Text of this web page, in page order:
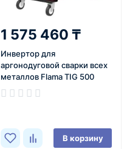
1 575 460 ₸
Инвертор для
аргонодуговой сварки всех
металлов Flama TIG 500
AC/DC PULSE
В корзину